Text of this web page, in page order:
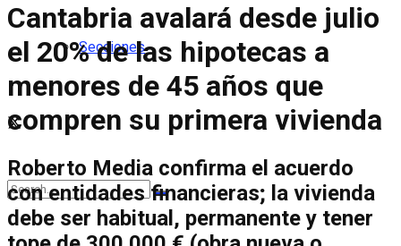
Secciones
Cantabria avalará desde julio
el 20% de las hipotecas a
menores de 45 años que
compren su primera vivienda
Roberto Media confirma el acuerdo
con entidades financieras; la vivienda
debe ser habitual, permanente y tener